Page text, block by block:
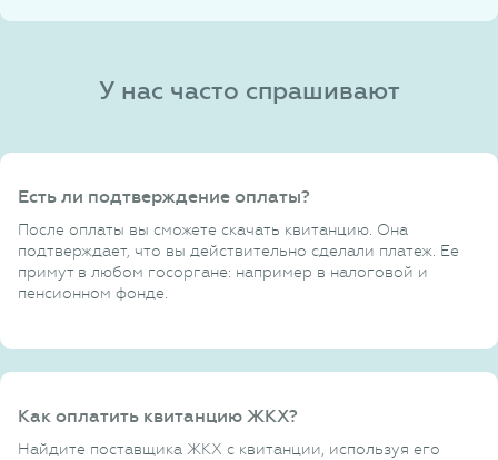
У нас часто спрашивают
Есть ли подтверждение оплаты?
После оплаты вы сможете скачать квитанцию. Она
подтверждает, что вы действительно сделали платеж. Ее
примут в любом госоргане: например в налоговой и
пенсионном фонде.
Как оплатить квитанцию ЖКХ?
Найдите поставщика ЖКХ с квитанции, используя его